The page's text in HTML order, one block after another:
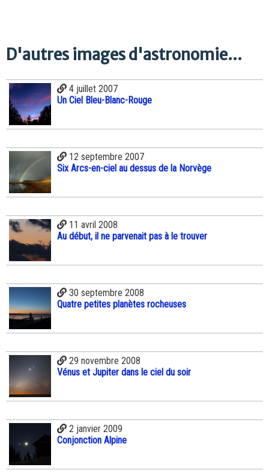
D'autres images d'astronomie...
4 juillet 2007
Un Ciel Bleu-Blanc-Rouge
12 septembre 2007
Six Arcs-en-ciel au dessus de la Norvège
11 avril 2008
Au début, il ne parvenait pas à le trouver
30 septembre 2008
Quatre petites planètes rocheuses
29 novembre 2008
Vénus et Jupiter dans le ciel du soir
2 janvier 2009
Conjonction Alpine